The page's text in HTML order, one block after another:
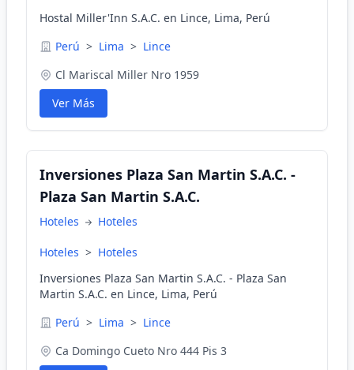
Hostal Miller'Inn S.A.C. en Lince, Lima, Perú
Perú > Lima > Lince
Cl Mariscal Miller Nro 1959
Ver Más
Inversiones Plaza San Martin S.A.C. -
Plaza San Martin S.A.C.
Hoteles Hoteles
Hoteles > Hoteles
Inversiones Plaza San Martin S.A.C. - Plaza San
Martin S.A.C. en Lince, Lima, Perú
Perú > Lima > Lince
Ca Domingo Cueto Nro 444 Pis 3